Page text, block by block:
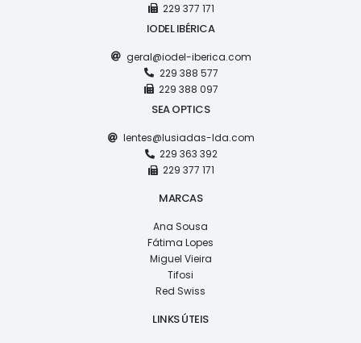
229 377 171
IODEL IBÉRICA
geral@iodel-iberica.com
229 388 577
229 388 097
SEA OPTICS
lentes@lusiadas-lda.com
229 363 392
229 377 171
MARCAS
Ana Sousa
Fátima Lopes
Miguel Vieira
Tifosi
Red Swiss
LINKS ÚTEIS